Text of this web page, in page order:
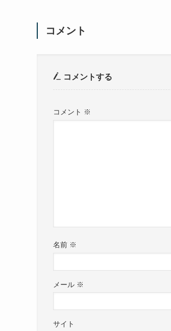
コメント
コメントする
コメント ※
名前 ※
メール ※
サイト